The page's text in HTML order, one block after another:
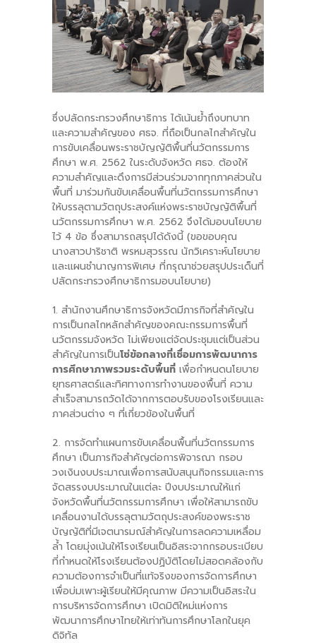
ซึ่งปลัดกระทรวงศึกษาธิการ ได้เน้นย้ำถึงบทบาท
และความสำคัญของ ศธจ. ที่ถือเป็นกลไกสำคัญใน
การขับเคลื่อนพระราชบัญญัติพื้นที่นวัตกรรมการ
ศึกษา พ.ศ. 2562 ในระดับจังหวัด ศธจ. ต้องให้
ความสําคัญและดึงการมีส่วนร่วมจากทุกภาคส่วนใน
พื้นที่ มาร่วมกันขับเคลื่อนพื้นที่นวัตกรรมการศึกษา
ให้บรรลุตามวัตถุประสงค์แห่งพระราชบัญญัติพื้นที่
นวัตกรรมการศึกษา พ.ศ. 2562 จึงได้มอบนโยบาย
ไว้ 4 ข้อ ซึ่งสามารถสรุปได้ดังนี้ (ขอขอบคุณ
นางสาวปาริชาติ พรหมสุวรรณ นักวิเคราะห์นโยบาย
และแผนชำนาญการพิเศษ ที่กรุณาช่วยสรุปประเด็นที่
ปลัดกระทรวงศึกษาธิการมอบนโยบาย)
1. สำนักงานศึกษาธิการจังหวัดมีภารกิจที่สำคัญใน
การเป็นกลไกหลักสำคัญของคณะกรรมการพื้นที่
นวัตกรรมจังหวัด ไม่เพียงแต่จัดประชุมแต่เป็นส่วน
สำคัญในการเป็นโซ่ข้อกลางที่เชื่อมการพัฒนาการ
การศึกษาภาพรวมระดับพื้นที่ เพื่อกำหนดนโยบาย
ยุทธศาสตร์และทิศทางการทำงานของพื้นที่ ความ
สำเร็จสามารถวัดได้จากการตอบรับของโรงเรียนและ
ภาคส่วนต่าง ๆ ที่เกี่ยวข้องในพื้นที่
2. การจัดทำแผนการขับเคลื่อนพื้นที่นวัตกรรมการ
ศึกษา เป็นภารกิจสำคัญต่อการพิจารณา กรอบ
วงเงินงบประมาณเพื่อการสนับสนุนกิจกรรมและการ
จัดสรรงบประมาณในแต่ละ ปีงบประมาณให้แก่
จังหวัดพื้นที่นวัตกรรมการศึกษา เพื่อให้สามารถขับ
เคลื่อนงานได้บรรลุตามวัตถุประสงค์ของพระราช
บัญญัติที่มีเจตนารมณ์สำคัญในการลดความเหลื่อม
ล้ำ โดยมุ่งเน้นให้โรงเรียนเป็นอิสระจากกรอบระเบียบ
ที่กำหนดให้โรงเรียนต้องปฏิบัติโดยไม่สอดคล้องกับ
ความต้องการจำเป็นที่แท้จริงของการจัดการศึกษา
เพื่อบ่มเพาะผู้เรียนให้มีคุณภาพ มีความเป็นอิสระใน
การบริหารจัดการศึกษา เปิดมิติใหม่แห่งการ
พัฒนาการศึกษาไทยให้เท่าทันการศึกษาโลกในยุค
ดิจิทัล